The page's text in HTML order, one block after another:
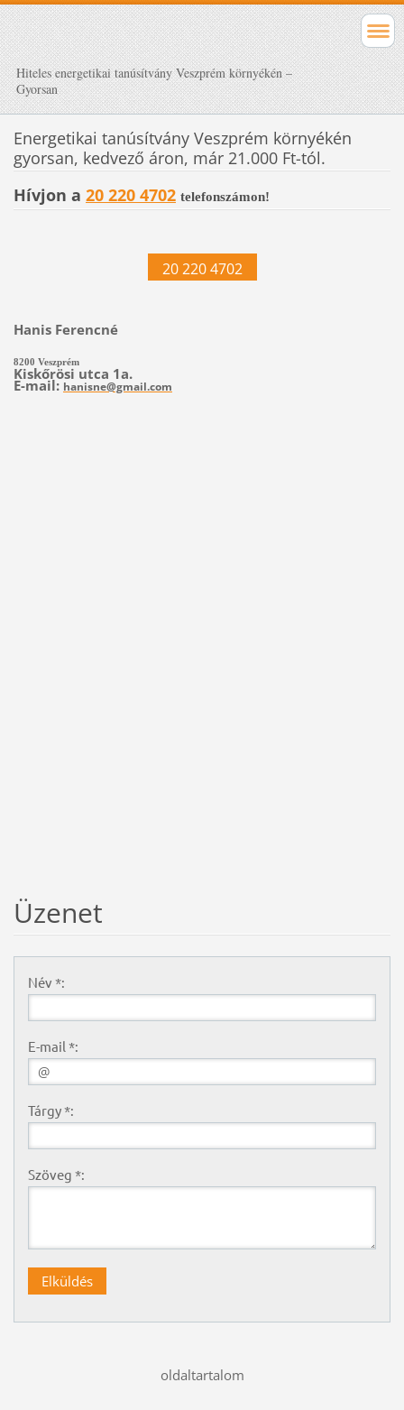
Hiteles energetikai tanúsítvány Veszprém környékén –
Gyorsan
Energetikai tanúsítvány Veszprém környékén
gyorsan, kedvező áron, már 21.000 Ft-tól.
Hívjon a 20 220 4702 telefonszámon!
20 220 4702
Hanis Ferencné
8200 Veszprém
Kiskőrösi utca 1a.
E-mail:hanisne@gmail.com
Üzenet
Név *:
E-mail *:
Tárgy *:
Szöveg *:
oldaltartalom